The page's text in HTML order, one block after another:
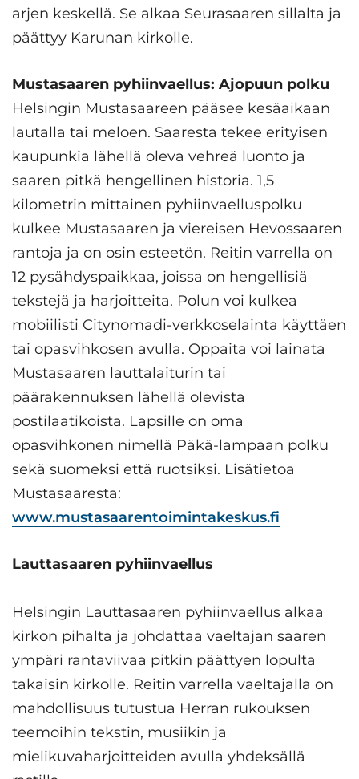
arjen keskellä. Se alkaa Seurasaaren sillalta ja
päättyy Karunan kirkolle.
Mustasaaren pyhiinvaellus: Ajopuun polku
Helsingin Mustasaareen pääsee kesäaikaan
lautalla tai meloen. Saaresta tekee erityisen
kaupunkia lähellä oleva vehreä luonto ja
saaren pitkä hengellinen historia. 1,5
kilometrin mittainen pyhiinvaelluspolku
kulkee Mustasaaren ja viereisen Hevossaaren
rantoja ja on osin esteetön. Reitin varrella on
12 pysähdyspaikkaa, joissa on hengellisiä
tekstejä ja harjoitteita. Polun voi kulkea
mobiilisti Citynomadi-verkkoselainta käyttäen
tai opasvihkosen avulla. Oppaita voi lainata
Mustasaaren lauttalaiturin tai
päärakennuksen lähellä olevista
postilaatikoista. Lapsille on oma
opasvihkonen nimellä Päkä-lampaan polku
sekä suomeksi että ruotsiksi. Lisätietoa
Mustasaaresta:
www.mustasaarentoimintakeskus.fi
Lauttasaaren pyhiinvaellus
Helsingin Lauttasaaren pyhiinvaellus alkaa
kirkon pihalta ja johdattaa vaeltajan saaren
ympäri rantaviivaa pitkin päättyen lopulta
takaisin kirkolle. Reitin varrella vaeltajalla on
mahdollisuus tutustua Herran rukouksen
teemoihin tekstin, musiikin ja
mielikuvaharjoitteiden avulla yhdeksällä